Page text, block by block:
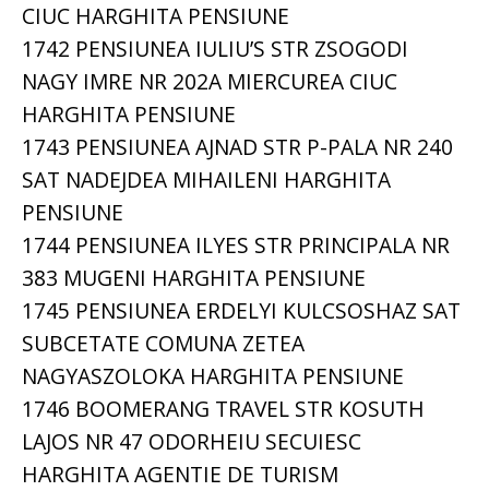
CIUC HARGHITA PENSIUNE
1742 PENSIUNEA IULIU’S STR ZSOGODI
NAGY IMRE NR 202A MIERCUREA CIUC
HARGHITA PENSIUNE
1743 PENSIUNEA AJNAD STR P-PALA NR 240
SAT NADEJDEA MIHAILENI HARGHITA
PENSIUNE
1744 PENSIUNEA ILYES STR PRINCIPALA NR
383 MUGENI HARGHITA PENSIUNE
1745 PENSIUNEA ERDELYI KULCSOSHAZ SAT
SUBCETATE COMUNA ZETEA
NAGYASZOLOKA HARGHITA PENSIUNE
1746 BOOMERANG TRAVEL STR KOSUTH
LAJOS NR 47 ODORHEIU SECUIESC
HARGHITA AGENTIE DE TURISM